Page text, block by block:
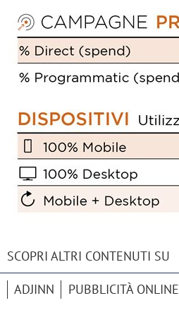
SCOPRI ALTRI CONTENUTI SU
ADJINN PUBBLICITÀ ONLINE